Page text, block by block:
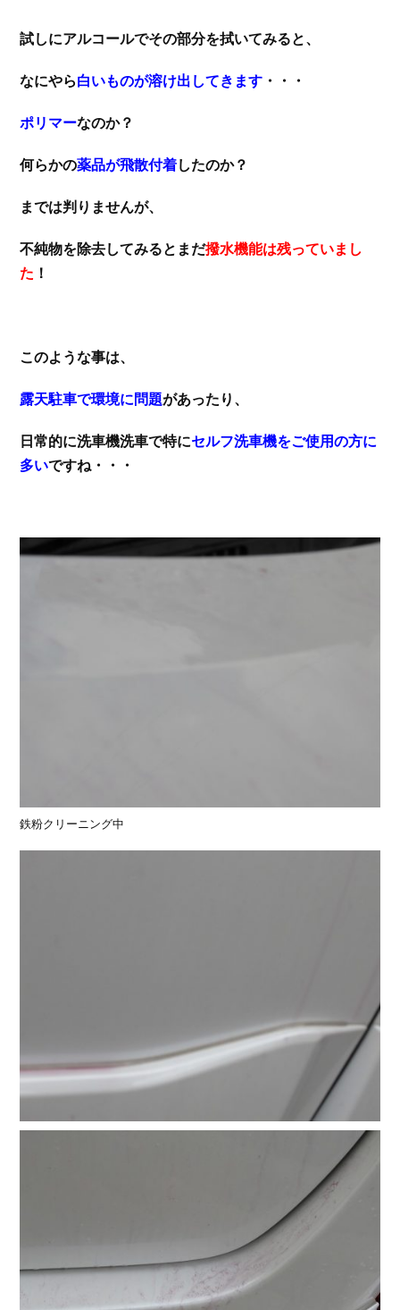
試しにアルコールでその部分を拭いてみると、
なにやら白いものが溶け出してきます ・・・
ポリマーなのか？
何らかの薬品が飛散付着したのか？
までは判りませんが、
不純物を除去してみるとまだ撥水機能は残っていまし
た ！
このような事は、
露天駐車で環境に問題があったり、
日常的に洗車機洗車で特にセルフ洗車機をご使用の方に
多いですね・・・
鉄粉クリーニング中